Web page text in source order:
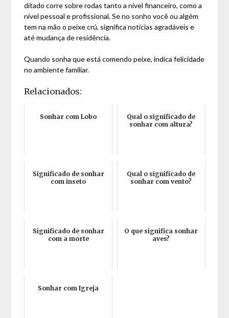
ditado corre sobre rodas tanto a nível financeiro, como a
nível pessoal e profissional. Se no sonho você ou algém
tem na mão o peixe crú, significa notícias agradáveis e
até mudança de residência.
Quando sonha que está comendo peixe, indica felicidade
no ambiente familiar.
Relacionados:
Sonhar com Lobo
Qual o significado de
sonhar com altura?
Significado de sonhar
com inseto
Qual o significado de
sonhar com vento?
Significado de sonhar
com a morte
O que significa sonhar
aves?
Sonhar com Igreja